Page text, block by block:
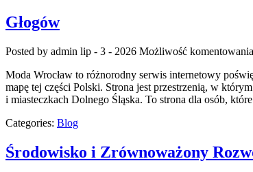
Głogów
Posted by admin lip - 3 - 2026 Możliwość komentowania
Moda Wrocław to różnorodny serwis internetowy
mapę tej części Polski. Strona jest przestrzenią, w
i miasteczkach Dolnego Śląska. To strona dla osób,
Categories: Blog
Środowisko i Zrównoważony